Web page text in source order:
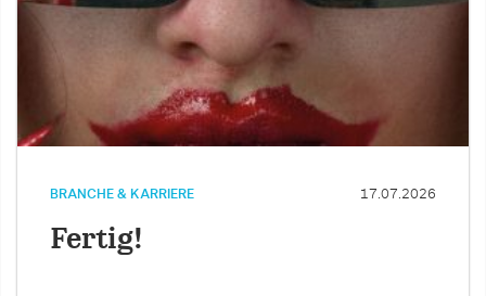
BRANCHE & KARRIERE 17.07.2026
Fertig!